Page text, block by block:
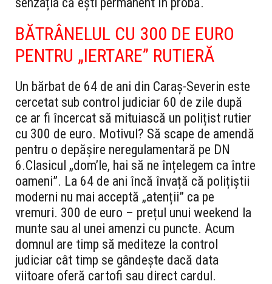
BĂTRÂNELUL CU 300 DE EURO
PENTRU „IERTARE” RUTIERĂ
Un bărbat de 64 de ani din Caraș-Severin este
cercetat sub control judiciar 60 de zile după
ce ar fi încercat să mituiască un polițist rutier
cu 300 de euro. Motivul? Să scape de amendă
pentru o depășire neregulamentară pe DN
6.Clasicul „dom’le, hai să ne înțelegem ca între
oameni”. La 64 de ani încă învață că polițiștii
moderni nu mai acceptă „atenții” ca pe
vremuri. 300 de euro – prețul unui weekend la
munte sau al unei amenzi cu puncte. Acum
domnul are timp să mediteze la control
judiciar cât timp se gândește dacă data
viitoare oferă cartofi sau direct cardul.